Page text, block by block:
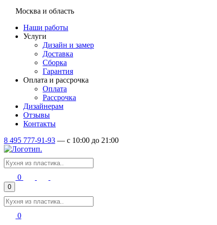
Москва и область
Наши работы
Услуги
Дизайн и замер
Доставка
Сборка
Гарантия
Оплата и рассрочка
Оплата
Рассрочка
Дизайнерам
Отзывы
Контакты
8 495 777-91-93 — c 10:00 до 21:00
0
0
0